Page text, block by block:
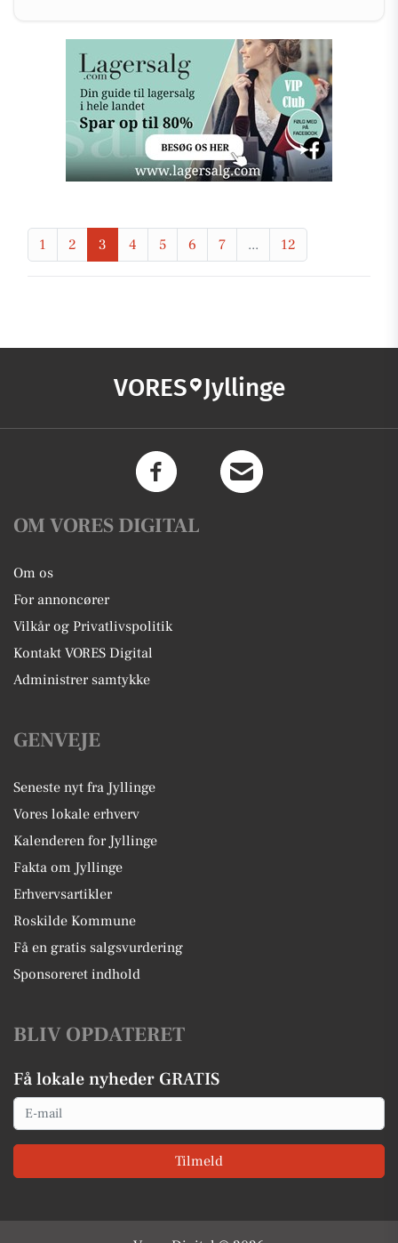
1 2 3 4 5 6 7 ... 12
VORES Jyllinge
OM VORES DIGITAL
Om os
For annoncører
Vilkår og Privatlivspolitik
Kontakt VORES Digital
Administrer samtykke
GENVEJE
Seneste nyt fra Jyllinge
Vores lokale erhverv
Kalenderen for Jyllinge
Fakta om Jyllinge
Erhvervsartikler
Roskilde Kommune
Få en gratis salgsvurdering
Sponsoreret indhold
BLIV OPDATERET
Få lokale nyheder GRATIS
Email
Tilmeld